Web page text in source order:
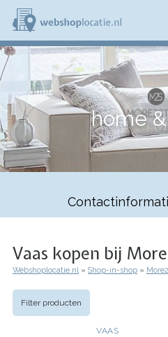
Overslaan
naar
de
inhoud
gaan
W
h
o
p
l
o
c
l
home
Vaas kopen bij
Kruimelpad
Webshoplocatie.nl Shop-in-shop
Filter producten
VAAS